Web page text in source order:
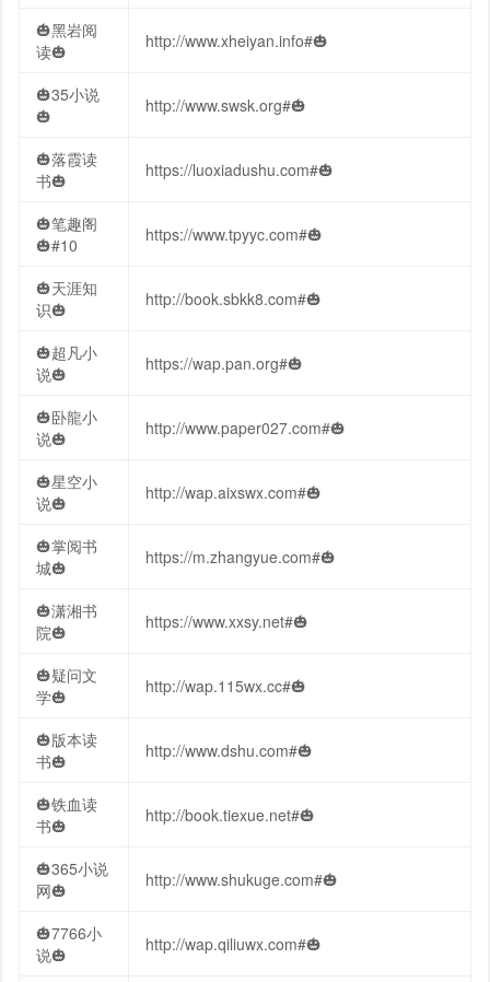
🎃黑岩阅
读🎃
http://www.xheiyan.info#🎃
🎃35小说
🎃
http://www.swsk.org#🎃
🎃落霞读
书🎃
https://luoxiadushu.com#🎃
🎃笔趣阁
🎃#10
https://www.tpyyc.com#🎃
🎃天涯知
识🎃
http://book.sbkk8.com#🎃
🎃超凡小
说🎃
https://wap.pan.org#🎃
🎃卧龍小
说🎃
http://www.paper027.com#🎃
🎃星空小
说🎃
http://wap.aixswx.com#🎃
🎃掌阅书
城🎃
https://m.zhangyue.com#🎃
🎃潇湘书
院🎃
https://www.xxsy.net#🎃
🎃疑问文
学🎃
http://wap.115wx.cc#🎃
🎃版本读
书🎃
http://www.dshu.com#🎃
🎃铁血读
书🎃
http://book.tiexue.net#🎃
🎃365小说
网🎃
http://www.shukuge.com#🎃
🎃7766小
说🎃
http://wap.qiliuwx.com#🎃